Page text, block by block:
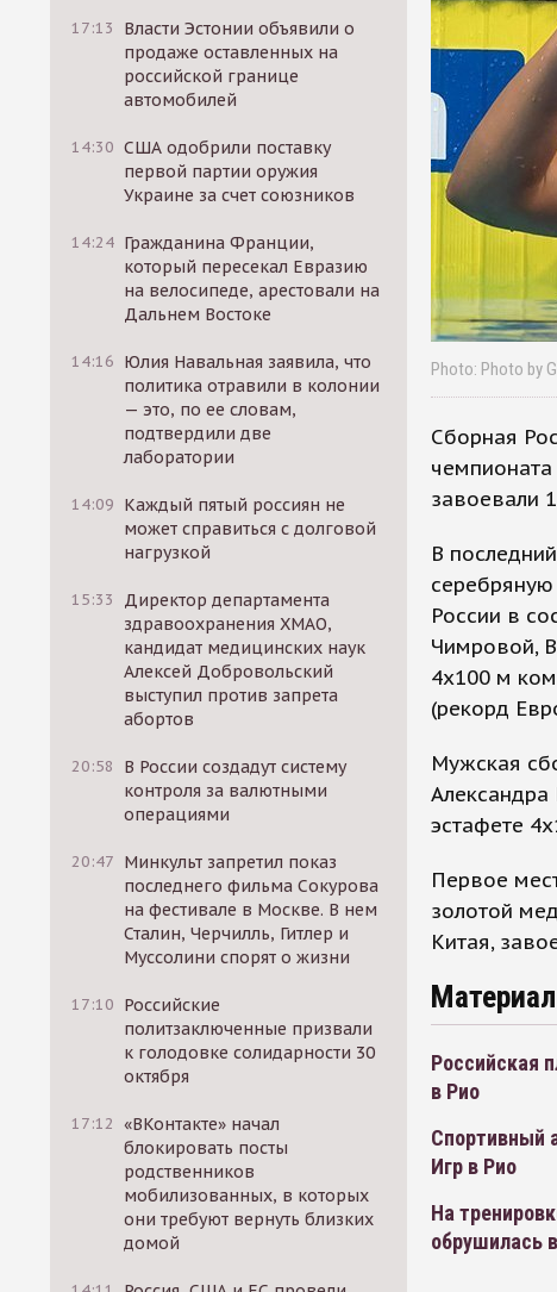
17:13
Власти Эстонии объявили о
продаже оставленных на
российской границе
автомобилей
14:30 США одобрили поставку
первой партии оружия
Украине за счет союзников
14:24 Гражданина Франции,
который пересекал Евразию
на велосипеде, арестовали на
Дальнем Востоке
14:16 Юлия Навальная заявила, что
политика отравили в колонии
— это, по ее словам,
подтвердили две
лаборатории
14:09 Каждый пятый россиян не
может справиться с долговой
нагрузкой
15:33
Директор департамента
здравоохранения ХМАО,
кандидат медицинских наук
Алексей Добровольский
выступил против запрета
абортов
20:58
В России создадут систему
контроля за валютными
операциями
20:47 Минкульт запретил показ
последнего фильма Сокурова
на фестивале в Москве. В нем
Сталин, Черчилль, Гитлер и
Муссолини спорят о жизни
17:10 Российские
политзаключенные призвали
к голодовке солидарности 30
октября
17:12 «ВКонтакте» начал
блокировать посты
родственников
мобилизованных, в которых
они требуют вернуть близких
домой
Photo: Photo by
Сборная
завоевали
В
России в
Чимровой,
4x100 м
(рекорд
Мужская
эстафете
Первое
золотой
Китая,
Российская
в Рио
Спортивный
Игр в Рио
На
обрушилась